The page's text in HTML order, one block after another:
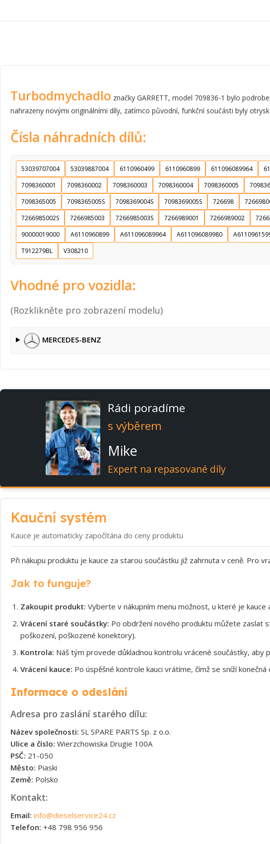
Turbodmychadlo značky GARRETT, model 709836-1 bylo
nahrazeny novými originálními díly, zatímco původní, funkční součásti byly
Čísla náhradních dílů:
53039707004 53039887004 6110960499 6110960899 611096089964
7098360001
7098360002 7098360003 7098360004 7098360005
7098365005
7098365005S 7098369004S 7098369005S 726698
7266985002S
7266985003 7266985003S 7266989001 7266989002
90000019000
A6110960899 A611096089964 A611096089980
T912279BL
V308210
Vhodné pro vozidla:
(Rozklikněte pro zobrazení modelu)
MERCEDES-BENZ
Rádi poradíme
s výběrem
Mike
Expert na repasované díly
Kauční systém
Kauce je automaticky započítána do ceny produktu
Při nákupu produktu je kauce za starou součástku již zahrnuta v ceně. Pro
Jak to funguje?
Zakoupit produkt: Vyberte v nákupním menu možnost, u které je
Vrácení staré součástky: Po obdržení nového produktu můžete zaslat
poškození, poškozené konektory).
Kontrola: Náš tým provede důkladnou kontrolu vrácené součástky, aby
Vrácení kauce: Po úspěšné kontrole kauci vrátíme, čímž se sníží konečná
Informace o odeslání
Adresa pro zaslání starého dílu:
Název společnosti: SL SPARE PARTS Sp. z o.o.
Ulice a číslo: Wierzchowiska Drugie 100A
PSČ: 21-050
Město: Piaski
Země: Polsko
Kontakt:
Email: info@dieselservice24.cz
Telefon: +48 798 956 956